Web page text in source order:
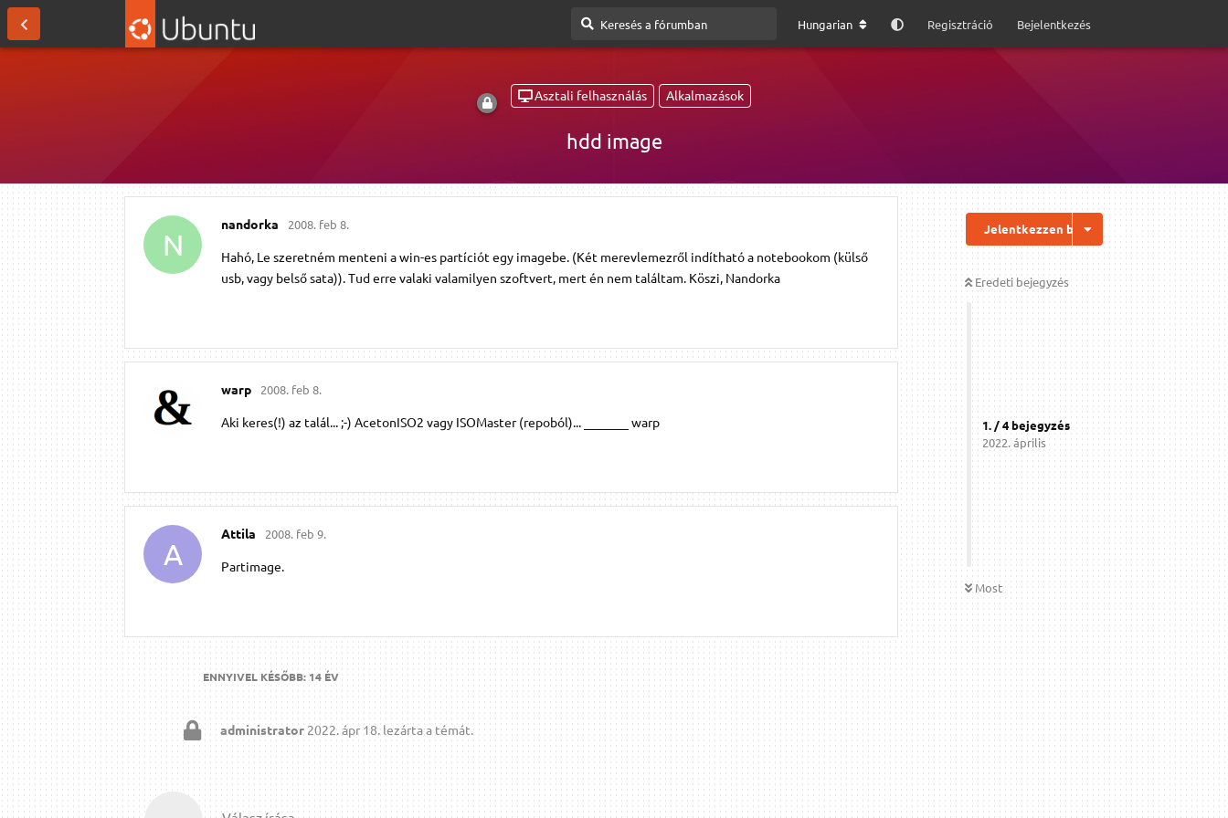
Hungarian Regisztráció Bejelentkezés
Asztali felhasználás Alkalmazások
hdd image
Jelentkezzen be a válaszhoz
Eredeti bejegyzés
1. /4bejegyzés
2022. április
Most
N
nandorka 2008. feb 8.
Hahó, Le szeretném menteni a win-es partíciót egy imagebe. (Két merevlemezről indítható a notebookom (külső
usb, vagy belső sata)). Tud erre valaki valamilyen szoftvert, mert én nem találtam. Köszi, Nandorka
warp 2008. feb 8.
Aki keres(!) az talál... ;-) AcetonISO2 vagy ISOMaster (repoból)... _______ warp
A
Attila 2008. feb 9.
Partimage.
ENNYIVEL KÉSŐBB:14 ÉV
administrator 2022. ápr 18. lezárta a témát.